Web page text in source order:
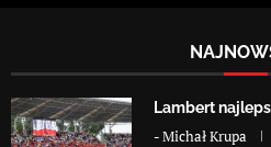
Lambert
-Michał Krupa